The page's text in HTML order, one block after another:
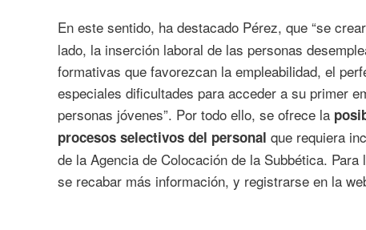
En este sentido, ha destacado Pérez, que “se
lado, la inserción laboral de las personas
formativas que favorezcan la empleabilidad, el
especiales dificultades para acceder a su primer
personas jóvenes”. Por todo ello, se ofrece la
procesos selectivos del personal que requiera
de la Agencia de Colocación de la Subbética.
se recabar más información, y registrarse en la